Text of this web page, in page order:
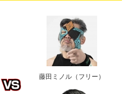
藤田ミノル（フリー）